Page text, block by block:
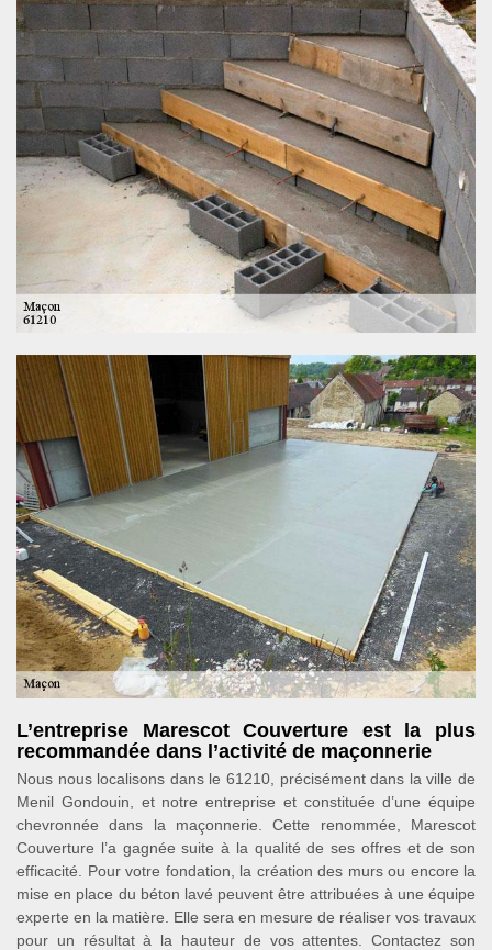
L’entreprise Marescot Couverture est la plus
recommandée dans l’activité de maçonnerie
Nous nous localisons dans le 61210, précisément dans la ville de
Menil Gondouin, et notre entreprise et constituée d’une équipe
chevronnée dans la maçonnerie. Cette renommée, Marescot
Couverture l’a gagnée suite à la qualité de ses offres et de son
efficacité. Pour votre fondation, la création des murs ou encore la
mise en place du béton lavé peuvent être attribuées à une équipe
experte en la matière. Elle sera en mesure de réaliser vos travaux
pour un résultat à la hauteur de vos attentes. Contactez son